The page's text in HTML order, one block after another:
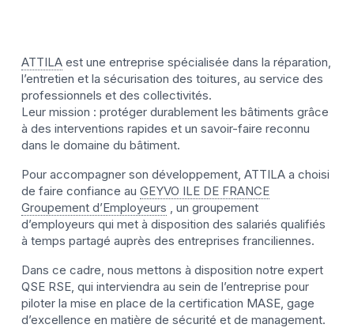
ATTILA est une entreprise spécialisée dans la réparation,
l’entretien et la sécurisation des toitures, au service des
professionnels et des collectivités.
Leur mission : protéger durablement les bâtiments grâce
à des interventions rapides et un savoir-faire reconnu
dans le domaine du bâtiment.
Pour accompagner son développement, ATTILA a choisi
de faire confiance au GEYVO ILE DE FRANCE
Groupement d’Employeurs , un groupement
d’employeurs qui met à disposition des salariés qualifiés
à temps partagé auprès des entreprises franciliennes.
Dans ce cadre, nous mettons à disposition notre expert
QSE RSE, qui interviendra au sein de l’entreprise pour
piloter la mise en place de la certification MASE, gage
d’excellence en matière de sécurité et de management.